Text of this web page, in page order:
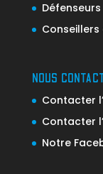
Conseillers
NOUS
Contacter
Contacter
Notre